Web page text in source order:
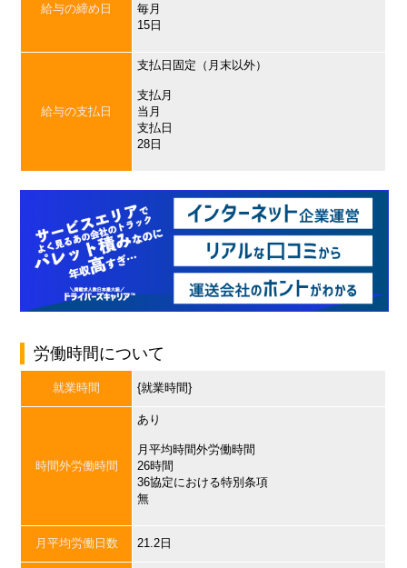
給与の締め日
毎月
15日
給与の支払日
支払日固定（月末以外）
支払月
当月
支払日
28日
労働時間について
就業時間 {就業時間}
時間外労働時間
あり
月平均時間外労働時間
26時間
36協定における特別条項
無
月平均労働日数 21.2日